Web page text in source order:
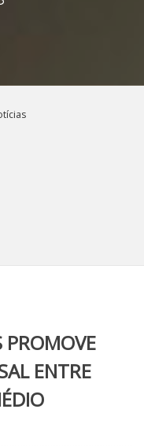
PROMOVE
ENTRE